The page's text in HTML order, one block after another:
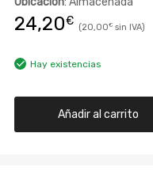
24,20€ 20,00€
Hay existencias
Añadir al carrito